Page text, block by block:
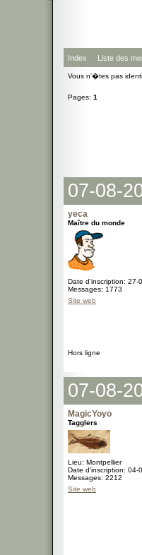
Index Liste des
Vous n'�tes pas
Pages: 1
07-08-
yeca
Maître du monde
Date d'inscription: 27-
Messages: 1773
Site web
Hors ligne
07-08-
MagicYoyo
Tagglers
Lieu: Montpellier
Date d'inscription: 04-
Messages: 2212
Site web